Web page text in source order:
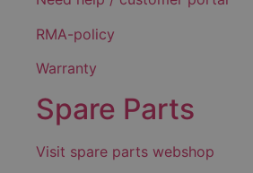
RMA-policy
Warranty
Spare Parts
Visit spare parts webshop